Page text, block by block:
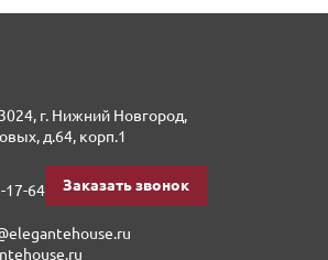
, г. Нижний Новгород,
д.64, корп.1
17-64 Заказать звонок